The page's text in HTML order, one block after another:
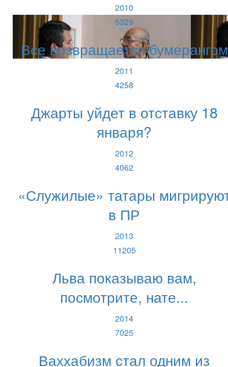
2010
5329
Все возвращается бумерангом
2011
4258
Джарты уйдет в отставку 18
января?
2012
4062
«Служилые» татары
в ПР
2013
11205
Льва показываю вам,
посмотрите, нате...
2014
7025
Ваххабизм стал одним из